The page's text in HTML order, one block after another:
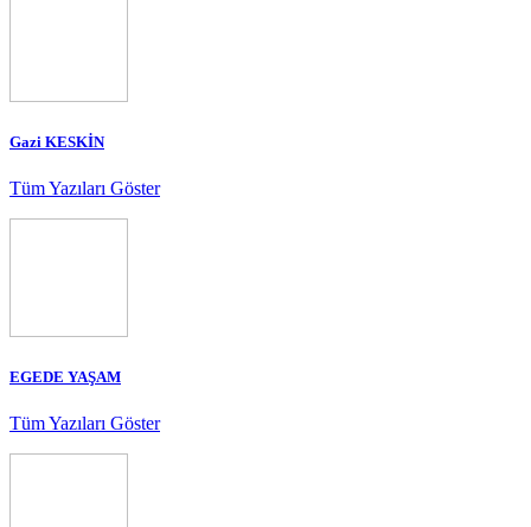
Gazi KESKİN
Tüm Yazıları Göster
EGEDE YAŞAM
Tüm Yazıları Göster